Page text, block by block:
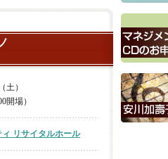
土）
開場）
リサイタルホール